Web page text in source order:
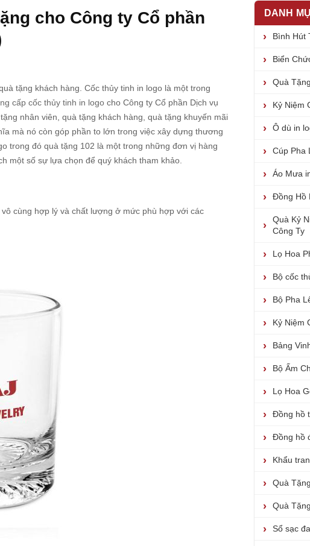
cho Công ty Cổ phần
tặng khách hàng. Cốc thủy tinh in logo là một trong
cấp cốc thủy tinh in logo cho Công ty Cổ phần Dịch vụ
nhân viên, quà tặng khách hàng, quà tặng khuyến mãi
mà nó còn góp phần to lớn trong việc xây dựng thương
trong đó quà tặng 102 là một trong những đơn vị hàng
một số sự lựa chọn để quý khách tham khảo.
cùng hợp lý và chất lượng ở mức phù hợp với các
DANH
Bình Hút
Biển
Quà
Kỷ Niệm
Ô dù in
Cúp Pha
Áo Mưa
Đồng Hồ
Quà Kỷ
Công Ty
Lọ Hoa
Bộ cốc
Bộ Pha
Kỷ Niệm
Bảng
Bộ Ấm
Lọ Hoa
Đồng hồ
Đồng hồ
Khẩu
Quà
Quà
Sổ sạc